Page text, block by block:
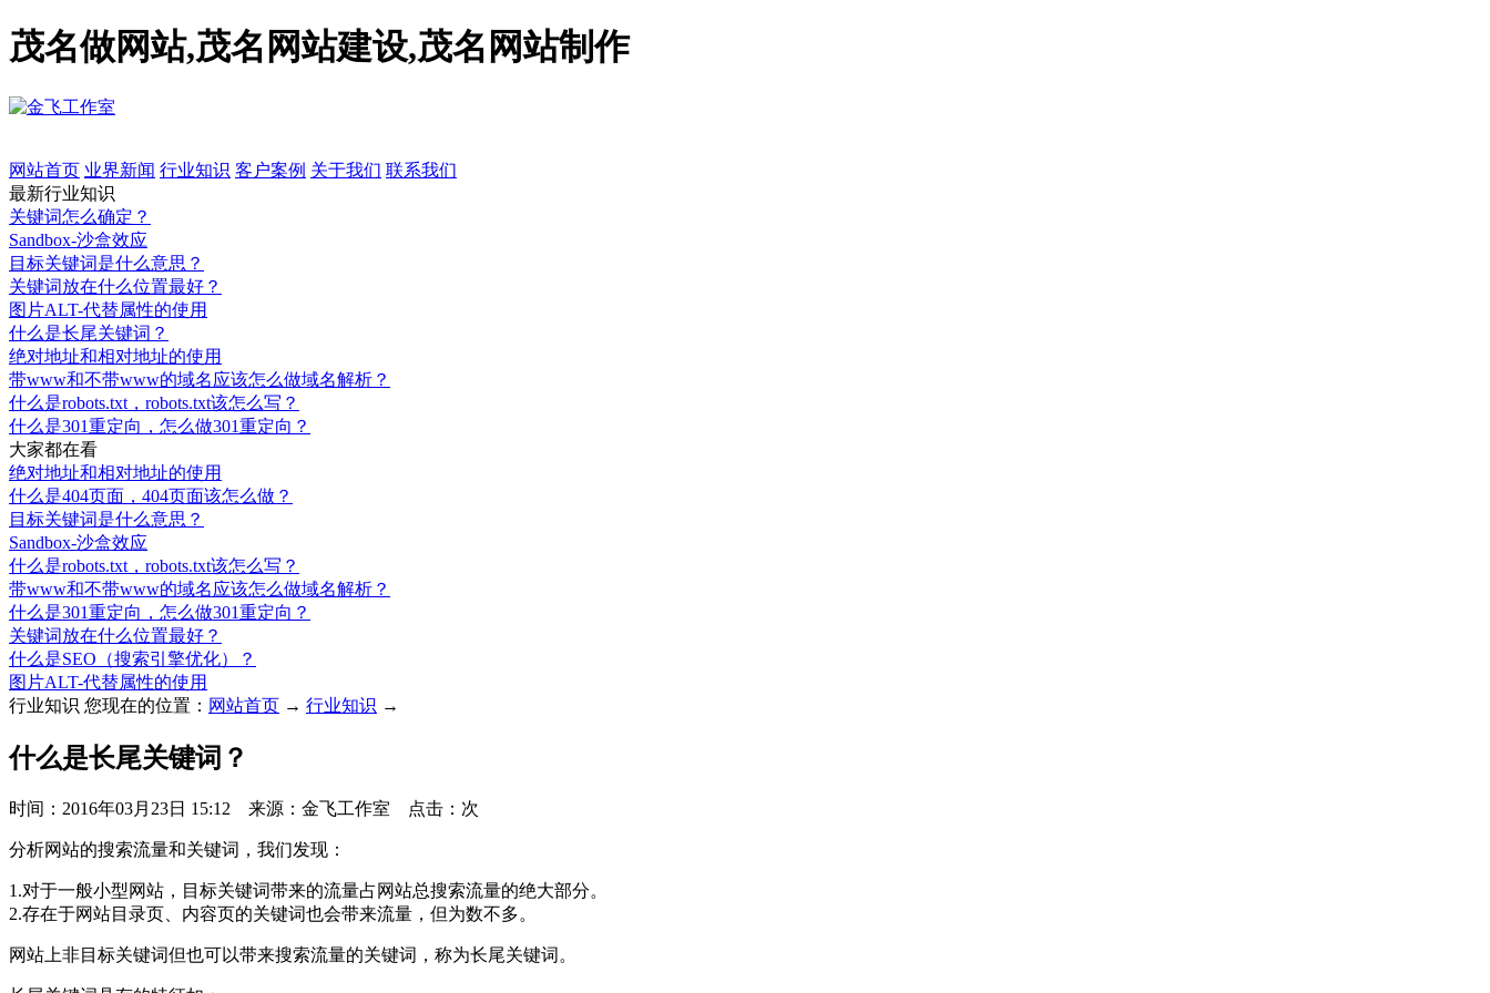
茂名做网站,茂名网站建设,茂名网站制作
网站首页 业界新闻 行业知识 客户案例 关于我们 联系我们
最新行业知识
关键词怎么确定？
Sandbox-沙盒效应
目标关键词是什么意思？
关键词放在什么位置最好？
图片ALT-代替属性的使用
什么是长尾关键词？
绝对地址和相对地址的使用
带www和不带www的域名应该怎么做域名解析？
什么是robots.txt，robots.txt该怎么写？
什么是301重定向，怎么做301重定向？
大家都在看
绝对地址和相对地址的使用
什么是404页面，404页面该怎么做？
目标关键词是什么意思？
Sandbox-沙盒效应
什么是robots.txt，robots.txt该怎么写？
带www和不带www的域名应该怎么做域名解析？
什么是301重定向，怎么做301重定向？
关键词放在什么位置最好？
什么是SEO（搜索引擎优化）？
图片ALT-代替属性的使用
行业知识 您现在的位置： 网站首页 → 行业知识 →
什么是长尾关键词？
时间：2016年03月23日 15:12 来源：金飞工作室 点击： 次
分析网站的搜索流量和关键词，我们发现：
1.对于一般小型网站，目标关键词带来的流量占网站总搜索流量的绝大部分。
2.存在于网站目录页、内容页的关键词也会带来流量，但为数不多。
网站上非目标关键词但也可以带来搜索流量的关键词，称为长尾关键词。